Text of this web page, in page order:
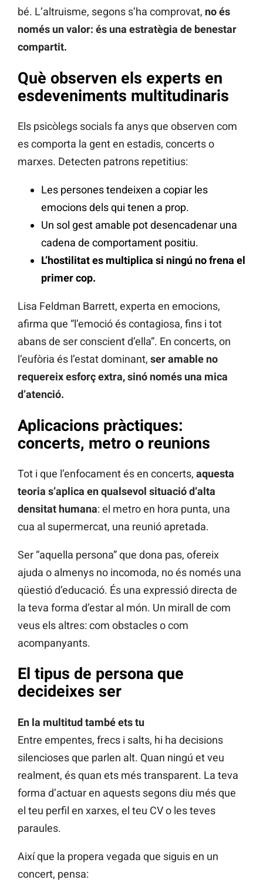
bé. L’altruisme, segons s’ha comprovat, no és
només un valor: és una estratègia de benestar
compartit.
Què observen els experts en
esdeveniments multitudinaris
Els psicòlegs socials fa anys que observen com
es comporta la gent en estadis, concerts o
marxes. Detecten patrons repetitius:
Les persones tendeixen a copiar les
emocions dels qui tenen a prop.
Un sol gest amable pot desencadenar una
cadena de comportament positiu.
L’hostilitat es multiplica si ningú no frena el
primer cop.
Lisa Feldman Barrett, experta en emocions,
afirma que “l’emoció és contagiosa, fins i tot
abans de ser conscient d’ella”. En concerts, on
l’eufòria és l’estat dominant, ser amable no
requereix esforç extra, sinó només una mica
d’atenció.
Aplicacions pràctiques:
concerts, metro o reunions
Tot i que l’enfocament és en concerts, aquesta
teoria s’aplica en qualsevol situació d’alta
densitat humana: el metro en hora punta, una
cua al supermercat, una reunió apretada.
Ser “aquella persona” que dona pas, ofereix
ajuda o almenys no incomoda, no és només una
qüestió d’educació. És una expressió directa de
la teva forma d’estar al món. Un mirall de com
veus els altres: com obstacles o com
acompanyants.
El tipus de persona que
decideixes ser
En la multitud també ets tu
Entre empentes, frecs i salts, hi ha decisions
silencioses que parlen alt. Quan ningú et veu
realment, és quan ets més transparent. La teva
forma d’actuar en aquests segons diu més que
el teu perfil en xarxes, el teu CV o les teves
paraules.
Així que la propera vegada que siguis en un
concert, pensa: